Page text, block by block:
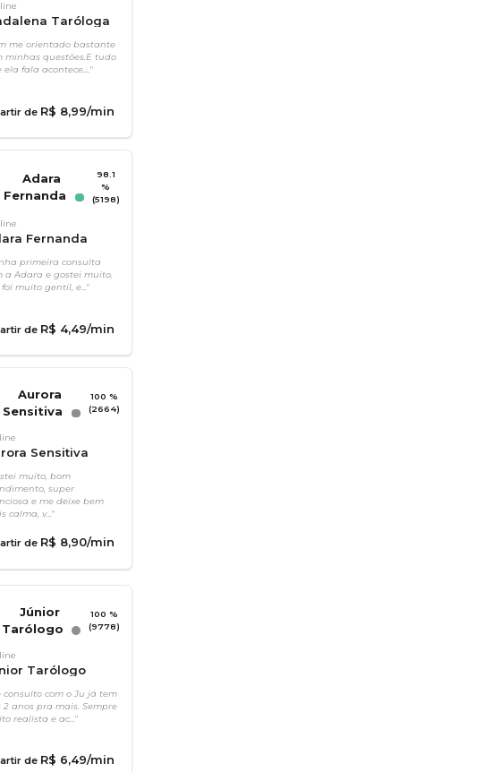
Taróloga
me orientado bastante
minhas questões.E tudo
ela fala acontece...."
de R$ 8,99/min
98.1
%
(5198)
Fernanda
primeira consulta
a Adara e gostei muito.
foi muito gentil, e..."
de R$ 4,49/min
100 %
(2664)
Sensitiva
muito, bom
super
e me deixe bem
calma, v..."
de R$ 8,90/min
100 %
(9778)
Tarólogo
consulto com o Ju já tem
2 anos pra mais. Sempre
realista e ac..."
de R$ 6,49/min